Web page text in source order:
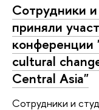
Сотрудники
приняли
конференции
cultural
Central Asia"
Сотрудники и